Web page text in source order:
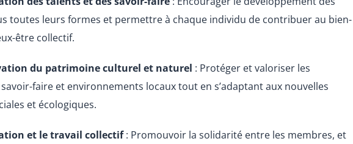
toutes leurs formes et permettre à chaque individu de contribuer au bien-
être collectif.
du patrimoine culturel et naturel : Protéger et valoriser les
faire et environnements locaux tout en s’adaptant aux nouvelles
et écologiques.
et le travail collectif: Promouvoir la solidarité entre les membres, et